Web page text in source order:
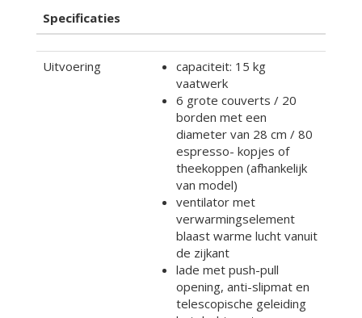
Specificaties
Uitvoering
capaciteit: 15 kg
vaatwerk
6 grote couverts / 20
borden met een
diameter van 28 cm / 80
espresso- kopjes of
theekoppen (afhankelijk
van model)
ventilator met
verwarmingselement
blaast warme lucht vanuit
de zijkant
lade met push-pull
opening, anti-slipmat en
telescopische geleiding